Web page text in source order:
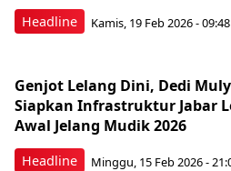
Headline Kamis, 19 Feb 2026 - 09:48
Headline
Genjot Lelang Dini, Dedi
Siapkan Infrastruktur Jabar
Awal Jelang Mudik 2026
Minggu, 15 Feb 2026 -